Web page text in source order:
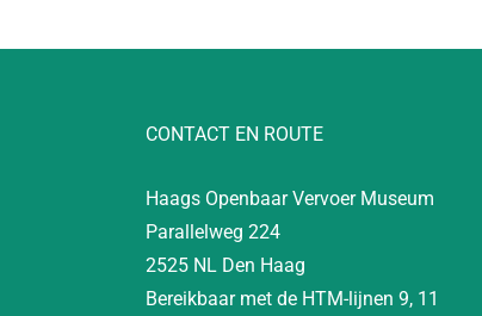
CONTACT EN ROUTE
Haags Openbaar Vervoer Museum
Parallelweg 224
2525 NL Den Haag
Bereikbaar met de HTM-lijnen 9, 11